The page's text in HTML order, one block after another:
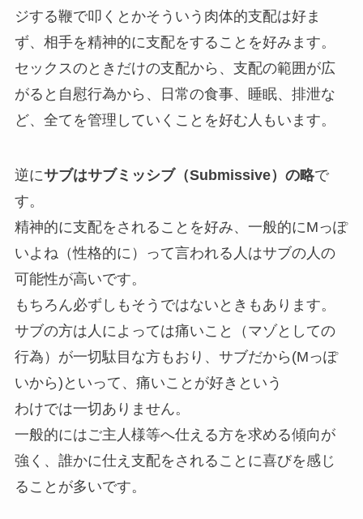
ジする鞭で叩くとかそういう肉体的支配は好ま
ず、相手を精神的に支配をすることを好みます。
セックスのときだけの支配から、支配の範囲が広
がると自慰行為から、日常の食事、睡眠、排泄な
ど、全てを管理していくことを好む人もいます。
逆にサブはサブミッシブ（Submissive）の略で
す。
精神的に支配をされることを好み、一般的にMっぽ
いよね（性格的に）って言われる人はサブの人の
可能性が高いです。
もちろん必ずしもそうではないときもあります。
サブの方は人によっては痛いこと（マゾとしての
行為）が一切駄目な方もおり、サブだから(Mっぽ
いから)といって、痛いことが好きという
わけでは一切ありません。
一般的にはご主人様等へ仕える方を求める傾向が
強く、誰かに仕え支配をされることに喜びを感じ
ることが多いです。